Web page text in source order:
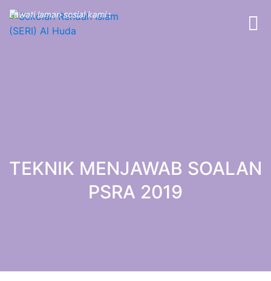
Lawati laman sosial kami:
TEKNIK MENJAWAB SOALAN
PSRA 2019